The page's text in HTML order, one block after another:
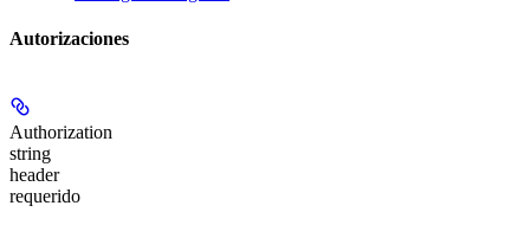
Autorizaciones
Authorization
string
header
requerido